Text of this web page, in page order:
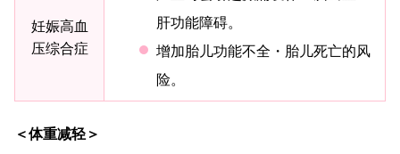
妊娠高血
压综合症
肝功能障碍。
增加胎儿功能不全・胎儿死亡的风
险。
＜体重减轻＞